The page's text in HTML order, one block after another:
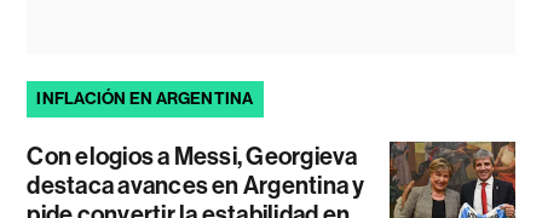
INFLACIÓN EN ARGENTINA
Con elogios a Messi, Georgieva
destaca avances en Argentina y